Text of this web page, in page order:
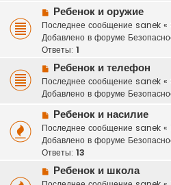
о
о
б
щ
е
н
е
Н
о
в
о
о
о
б
щ
е
н
и
е
Ребенок и оружие
Последнее сообщение sanek «
Добавлено в форуме
Ответы: 1
Н
о
в
е
с
о
о
б
щ
Ребенок и телефон
Последнее сообщение sanek «
Добавлено в форуме
Н
о
в
о
Ребенок и насилие
Последнее сообщение sanek «
Добавлено в форуме
Ответы: 13
Н
о
Ребенок и школа